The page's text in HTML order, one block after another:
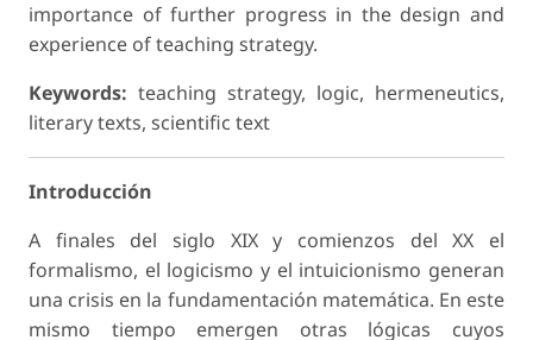
importance of further progress in the design and
experience of teaching strategy.
Keywords: teaching strategy, logic, hermeneutics,
literary texts, scientific text
Introducción
A finales del siglo XIX y comienzos del XX el
formalismo, el logicismo y el intuicionismo generan
una crisis en la fundamentación matemática. En este
mismo tiempo emergen otras lógicas cuyos